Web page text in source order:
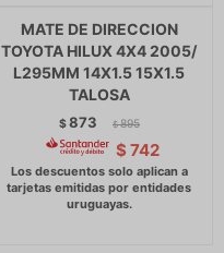
MATE DE DIRECCION
TOYOTA HILUX 4X4 2005/
L295MM 14X1.5 15X1.5
TALOSA
$873 $ 895
$ 742